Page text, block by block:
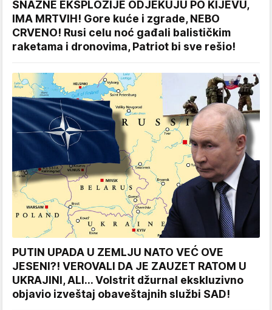
SNAŽNE EKSPLOZIJE ODJEKUJU PO KIJEVU,
IMA MRTVIH! Gore kuće i zgrade, NEBO
CRVENO! Rusi celu noć gađali balističkim
raketama i dronovima, Patriot bi sve rešio!
PUTIN UPADA U ZEMLJU NATO VEĆ OVE
JESENI?! VEROVALI DA JE ZAUZET RATOM U
UKRAJINI, ALI... Volstrit džurnal ekskluzivno
objavio izveštaj obaveštajnih službi SAD!